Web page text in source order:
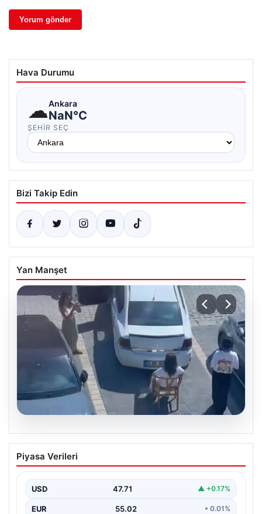
Hava Durumu
☁Ankara
NaN°C
ŞEHIR SEÇ
Bizi Takip Edin
Yan Manşet
Yalova’da Kafenin Önünde Park İhlali
Komik ve Gergin Anlara Sahne Oldu
Mahallesi Ufuk Sokak’ta bulunan bir kafede çalışan…
Piyasa Verileri
USD 47.71 ▲ +0.17%
EUR 55.02 • 0.01%